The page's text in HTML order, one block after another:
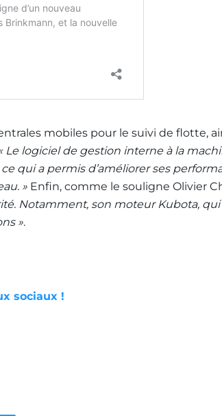
mobiles pour le suivi de flotte,
Le logiciel de gestion interne à la
qui a permis d’améliorer ses
» Enfin, comme le souligne Olivier
Notamment, son moteur Kubota,
».
sociaux !